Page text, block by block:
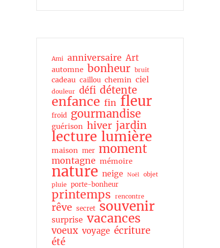
Ami anniversaire Art
automne bonheur bruit
cadeau caillou chemin ciel
douleur défi détente
enfance fin fleur
froid gourmandise
guérison hiver jardin
lecture lumière
maison mer moment
montagne mémoire
nature neige Noël
objet
pluie porte-bonheur
printemps rencontre
rêve secret souvenir
surprise vacances
voeux voyage écriture
été